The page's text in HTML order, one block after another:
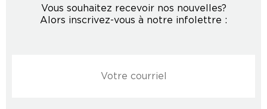
Vous souhaitez recevoir nos nouvelles?
Alors inscrivez-vous à notre infolettre :